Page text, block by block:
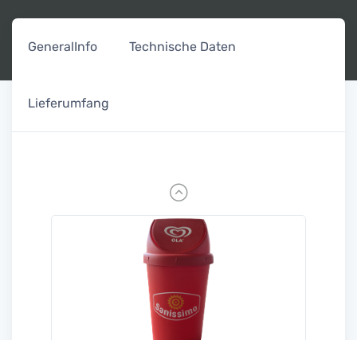
GeneralInfo Technische Daten
Lieferumfang
Previous